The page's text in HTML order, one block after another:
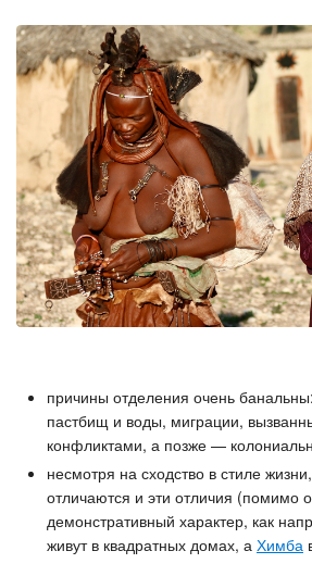
причины отделения очень
пастбищ и воды, миграции,
конфликтами, а позже —
несмотря на сходство в стиле
отличаются и эти отличия (помимо
демонстративный характер, как
живут в квадратных домах, а Химба